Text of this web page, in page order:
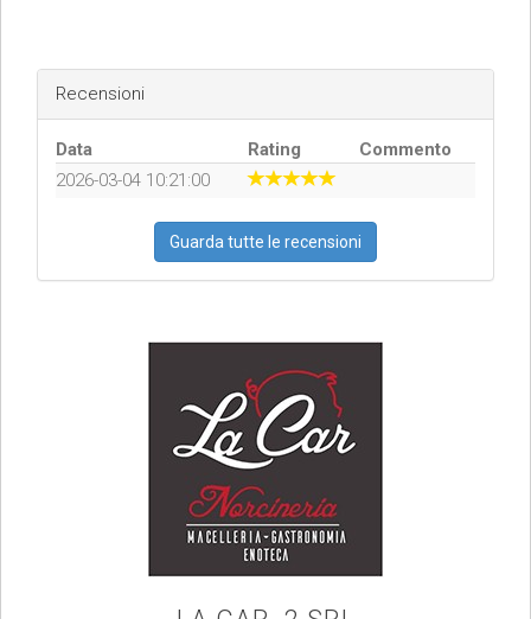
Recensioni
Data Rating
Commento
2026-03-04 10:21:00
Guarda tutte le recensioni